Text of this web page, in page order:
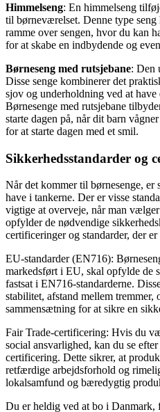
Himmelseng: En himmelseng
til børneværelset. Denne type seng
ramme over sengen, hvor du kan
for at skabe en indbydende og
Børneseng med rutsjebane: Den
Disse senge kombinerer det
sjov og underholdning ved at have
Børnesenge med rutsjebane
starte dagen på, når dit barn
for at starte dagen med et smil.
Sikkerhedsstandarder og
Når det kommer til børnesenge, er
have i tankerne. Der er visse
vigtige at overveje, når man
opfylder de nødvendige
certificeringer og standarder, der
EU-standarder (EN716):
markedsført i EU, skal opfylde de
fastsat i EN716-standarderne.
stabilitet, afstand mellem tremmer,
sammensætning for at sikre en
Fair Trade-certificering: Hvis du
social ansvarlighed, kan du se
certificering. Dette sikrer, at
retfærdige arbejdsforhold og
lokalsamfund og bæredygtig
Du er heldig ved at bo i